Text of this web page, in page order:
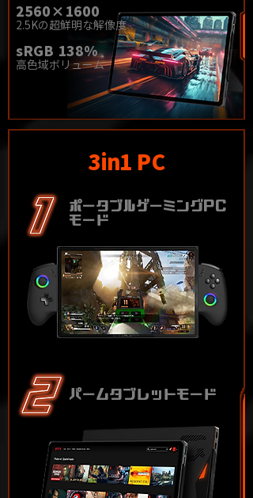
2560×1600
2.5Kの超鮮明な解像度
sRGB 138%
高色域ボリューム
3in1 PC
ポータブルゲーミングPC
モード
パームタブレットモード